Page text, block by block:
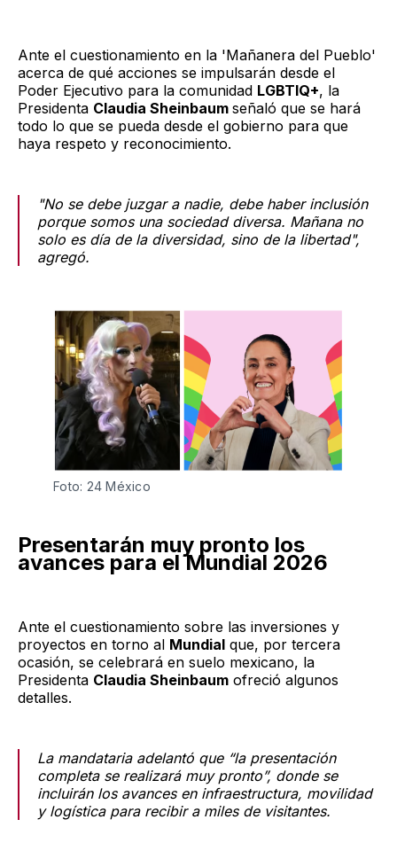
Ante el cuestionamiento en la 'Mañanera del Pueblo'
acerca de qué acciones se impulsarán desde el
Poder Ejecutivo para la comunidad LGBTIQ+, la
Presidenta Claudia Sheinbaum señaló que se hará
todo lo que se pueda desde el gobierno para que
haya respeto y reconocimiento.
"No se debe juzgar a nadie, debe haber inclusión
porque somos una sociedad diversa. Mañana no
solo es día de la diversidad, sino de la libertad",
agregó.
Foto: 24 México
Presentarán muy pronto los
avances para el Mundial 2026
Ante el cuestionamiento sobre las inversiones y
proyectos en torno al Mundial que, por tercera
ocasión, se celebrará en suelo mexicano, la
Presidenta Claudia Sheinbaum ofreció algunos
detalles.
La mandataria adelantó que “la presentación
completa se realizará muy pronto”, donde se
incluirán los avances en infraestructura, movilidad
y logística para recibir a miles de visitantes.